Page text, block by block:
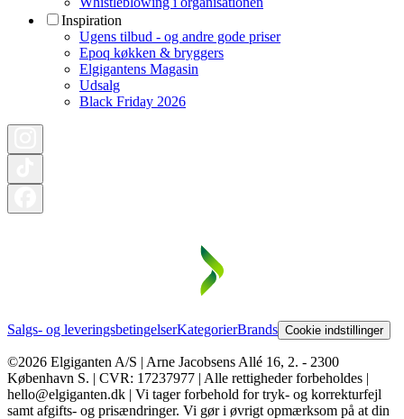
Inspiration
Ugens tilbud - og andre gode priser
Epoq køkken & bryggers
Elgigantens Magasin
Udsalg
Black Friday 2026
Salgs- og leveringsbetingelserKategorierBrands Cookie indstillinger
©2026 Elgiganten A/S | Arne Jacobsens Allé 16, 2. - 2300
København S. | CVR: 17237977 | Alle rettigheder forbeholdes |
hello@elgiganten.dk | Vi tager forbehold for tryk- og korrekturfejl
samt afgifts- og prisændringer. Vi gør i øvrigt opmærksom på at din